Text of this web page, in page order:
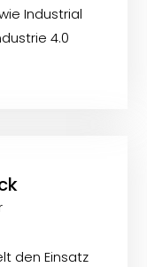
Industrial
4.0
den Einsatz